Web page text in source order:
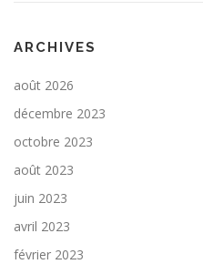
ARCHIVES
août 2026
décembre 2023
octobre 2023
août 2023
juin 2023
avril 2023
février 2023